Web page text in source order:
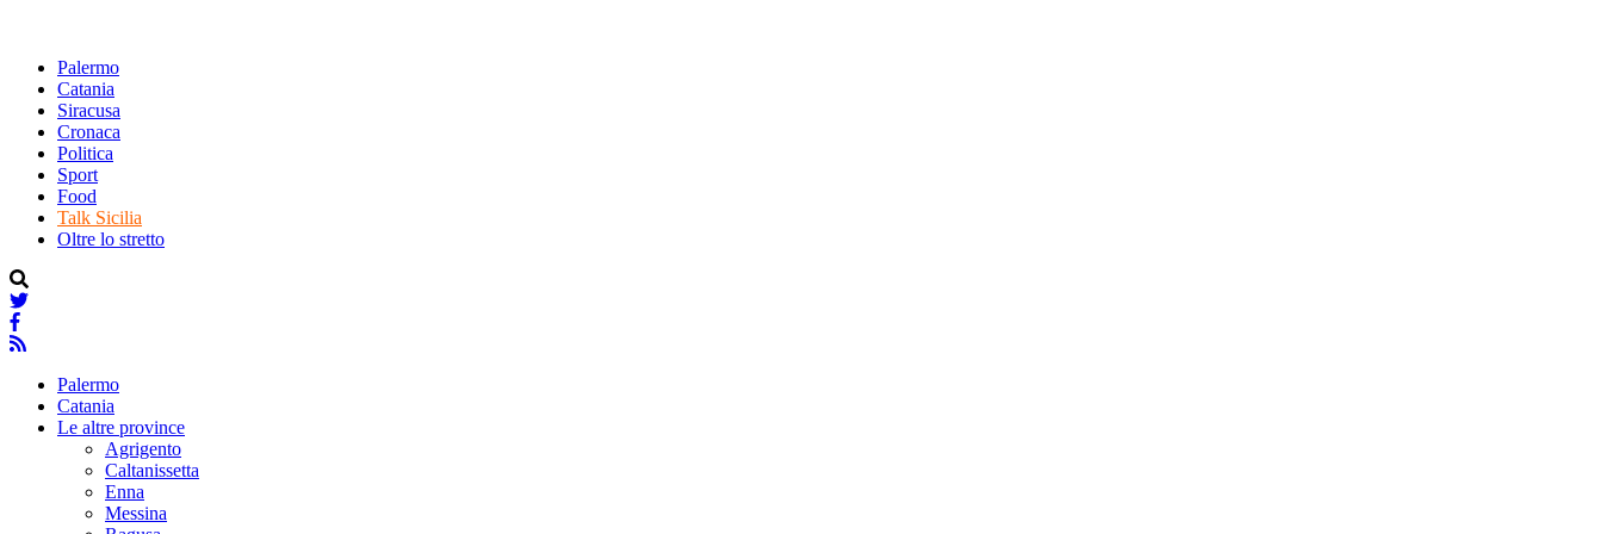
Palermo
Catania
Siracusa
Cronaca
Politica
Sport
Food
Talk Sicilia
Oltre lo stretto
Palermo
Catania
Le altre province
Agrigento
Caltanissetta
Enna
Messina